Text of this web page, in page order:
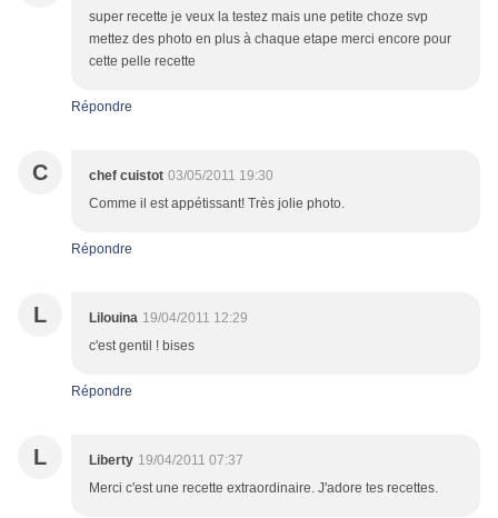
super recette je veux la testez mais une petite choze svp
mettez des photo en plus à chaque etape merci encore pour
cette pelle recette
Répondre
C chef cuistot 03/05/2011 19:30
Comme il est appétissant! Très jolie photo.
Répondre
L Lilouina 19/04/2011 12:29
c'est gentil ! bises
Répondre
L Liberty 19/04/2011 07:37
Merci c'est une recette extraordinaire. J'adore tes recettes.